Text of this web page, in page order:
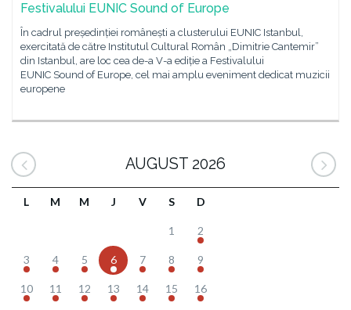
Festivalului EUNIC Sound of Europe
În cadrul președinției românești a clusterului EUNIC Istanbul,
exercitată de către Institutul Cultural Român „Dimitrie Cantemir”
din Istanbul, are loc cea de-a V-a ediție a Festivalului
EUNIC Sound of Europe, cel mai amplu eveniment dedicat muzicii
europene
AUGUST 2026
L M M J V S D
1 2
3 4 5 6 7 8 9
10 11 12 13 14 15 16